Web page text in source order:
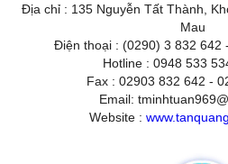
Địa chỉ : 135 Nguyễn Tất Thành,
Mau
Điện thoại : (0290) 3 832 642
Hotline : 0948 533
Fax : 02903 832 642 -
Email:
Website :